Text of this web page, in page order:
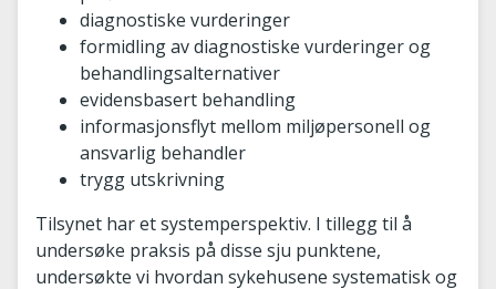
diagnostiske vurderinger
formidling av diagnostiske vurderinger og
behandlingsalternativer
evidensbasert behandling
informasjonsflyt mellom miljøpersonell og
ansvarlig behandler
trygg utskrivning
Tilsynet har et systemperspektiv. I tillegg til å
undersøke praksis på disse sju punktene,
undersøkte vi hvordan sykehusene systematisk og